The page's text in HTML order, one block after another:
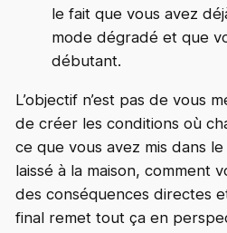
le fait que vous avez
mode dégradé et que
débutant.
L’objectif n’est pas de vous
de créer les conditions où
ce que vous avez mis dans
laissé à la maison, comment
des conséquences directes
final remet tout ça en